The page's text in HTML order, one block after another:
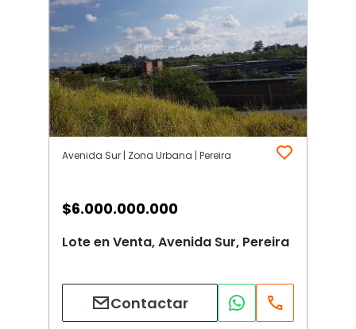
Avenida Sur | Zona Urbana | Pereira
$6.000.000.000
Lote en Venta, Avenida Sur, Pereira
Contactar